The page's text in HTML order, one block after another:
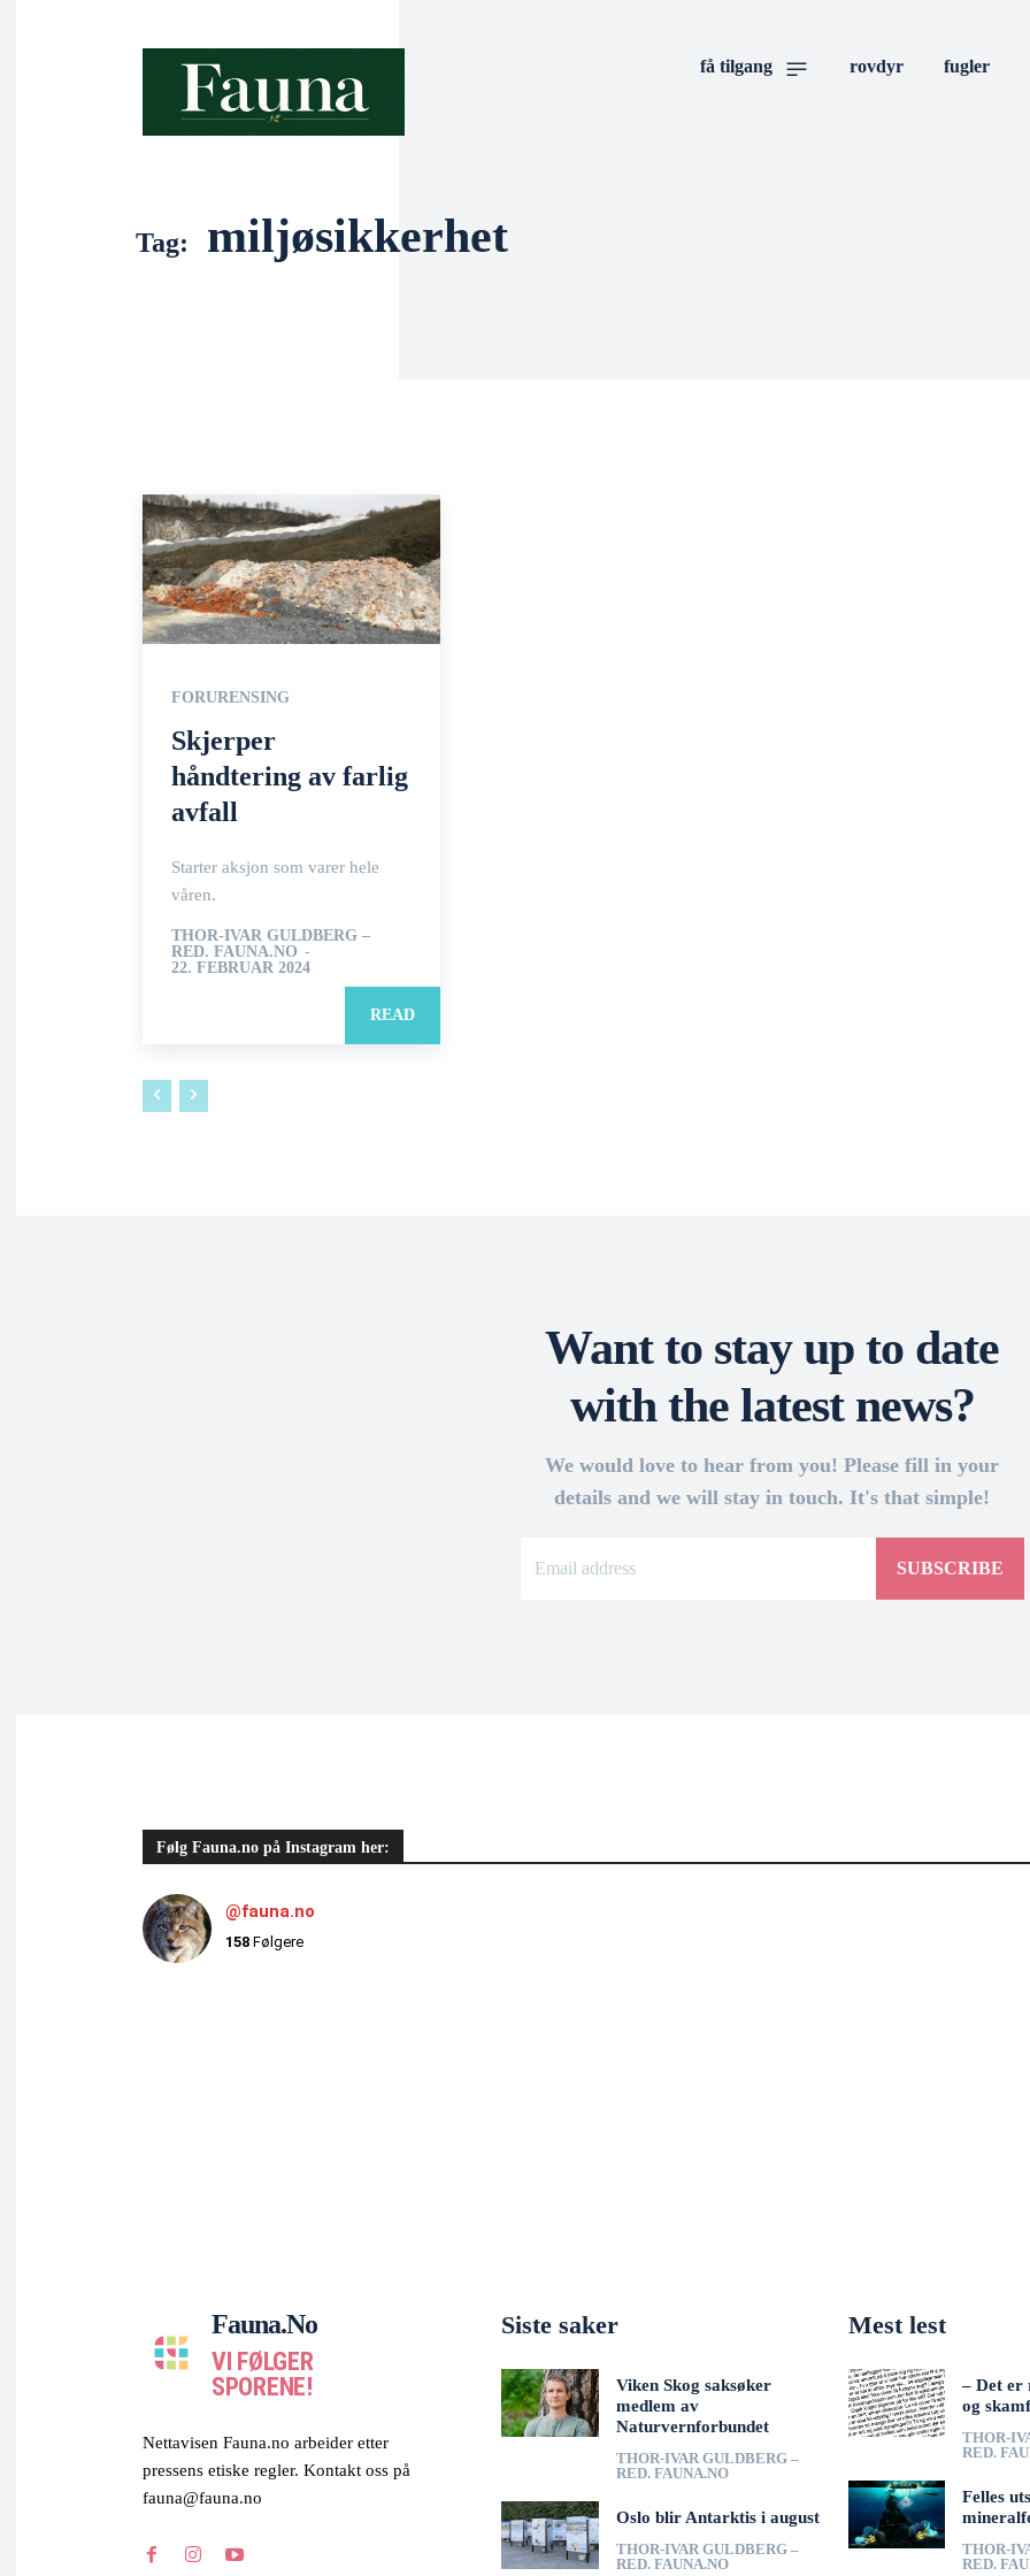
få tilgang rovdyr fugler
Tag: miljøsikkerhet
FORURENSING
Skjerper
håndtering av farlig
avfall
Starter aksjon som varer hele
våren.
THOR-IVAR GULDBERG –
RED. FAUNA.NO -
22. FEBRUAR 2024
READ
Want to stay up to date
with the latest news?
We would love to hear from you! Please fill in your
details and we will stay in touch. It's that simple!
SUBSCRIBE
Følg Fauna.no på Instagram her:
@fauna.no
158 Følgere
Fauna.no
VI FØLGER
SPORENE!
Nettavisen Fauna.no arbeider etter
pressens etiske regler. Kontakt oss på
fauna@fauna.no
Siste saker
Viken Skog saksøker
medlem av
Naturvernforbundet
THOR-IVAR GULDBERG –
RED. FAUNA.NO
Oslo blir Antarktis i august
THOR-IVAR GULDBERG –
RED. FAUNA.NO
Mest lest
– Det er
og
THOR-
RED.
Felles
THOR-
RED.